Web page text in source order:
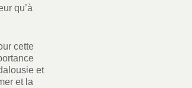
qu’à
cette
et
et la